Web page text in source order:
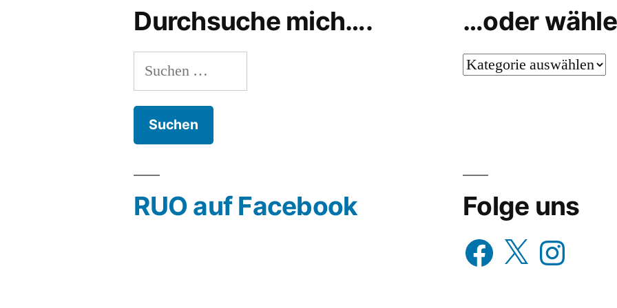
Durchsuche mich….
Suchen
nach:
…oder
…
RUO auf Facebook Folge uns
Facebook
X Instagram